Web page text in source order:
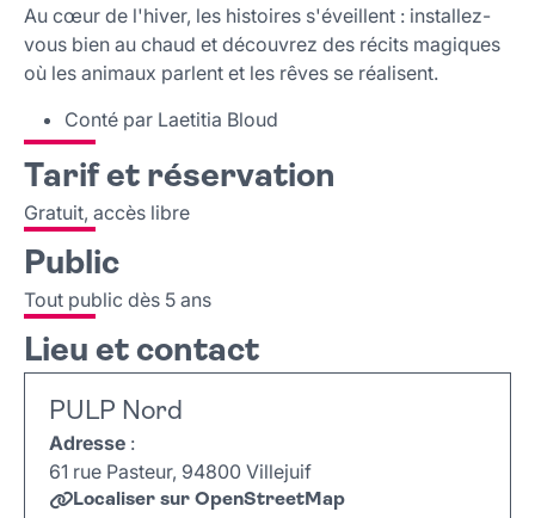
Au cœur de l'hiver, les histoires s'éveillent : installez-
vous bien au chaud et découvrez des récits magiques
où les animaux parlent et les rêves se réalisent.
Conté par Laetitia Bloud
Tarif et réservation
Gratuit, accès libre
Public
Tout public dès 5 ans
Lieu et contact
PULP Nord
Adresse :
61 rue Pasteur, 94800 Villejuif
Localiser sur OpenStreetMap